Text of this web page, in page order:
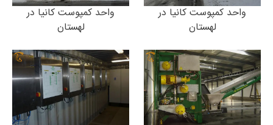
واحد کمپوست کانیا در
لهستان
واحد کمپوست کانیا در
لهستان